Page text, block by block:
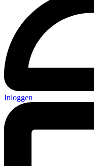
Inloggen